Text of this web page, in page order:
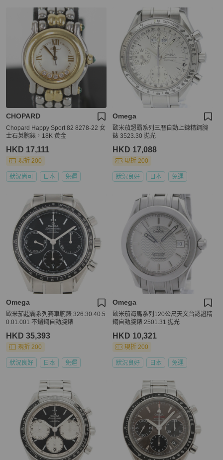
CHOPARD
Chopard Happy Sport 82 8278-22 女
士石英腕錶，18K 黃金
HKD 17,111
現折 200
狀況尚可 日本 免運
Omega
歐米茄超霸系列三曆自動上鍊精鋼腕
錶 3523.30 拋光
HKD 17,088
現折 200
狀況良好 日本 免運
Omega
歐米茄超霸系列賽車腕錶 326.30.40.5
0.01.001 不鏽鋼自動腕錶
HKD 35,393
現折 200
狀況良好 日本 免運
Omega
歐米茄海馬系列120公尺天文台認證精
鋼自動腕錶 2501.31 拋光
HKD 10,321
現折 200
狀況良好 日本 免運